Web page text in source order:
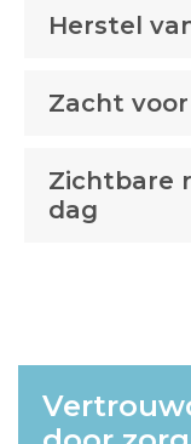
Herstel
Zacht
Zichtbare
dag